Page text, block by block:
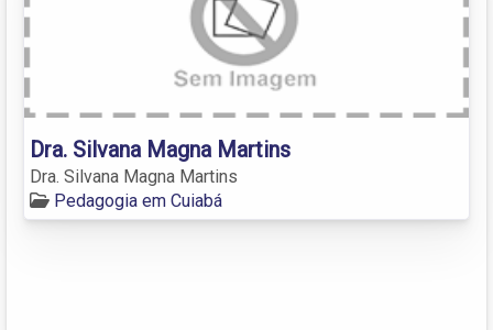
Dra. Silvana Magna Martins
Dra. Silvana Magna Martins
Pedagogia em Cuiabá